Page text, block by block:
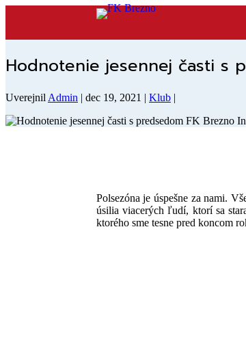
Hodnotenie jesennej časti s
Uverejnil Admin | dec 19, 2021 | Klub |
Polsezóna je úspešne za nami.
úsilia viacerých ľudí, ktorí sa
ktorého sme tesne pred koncom